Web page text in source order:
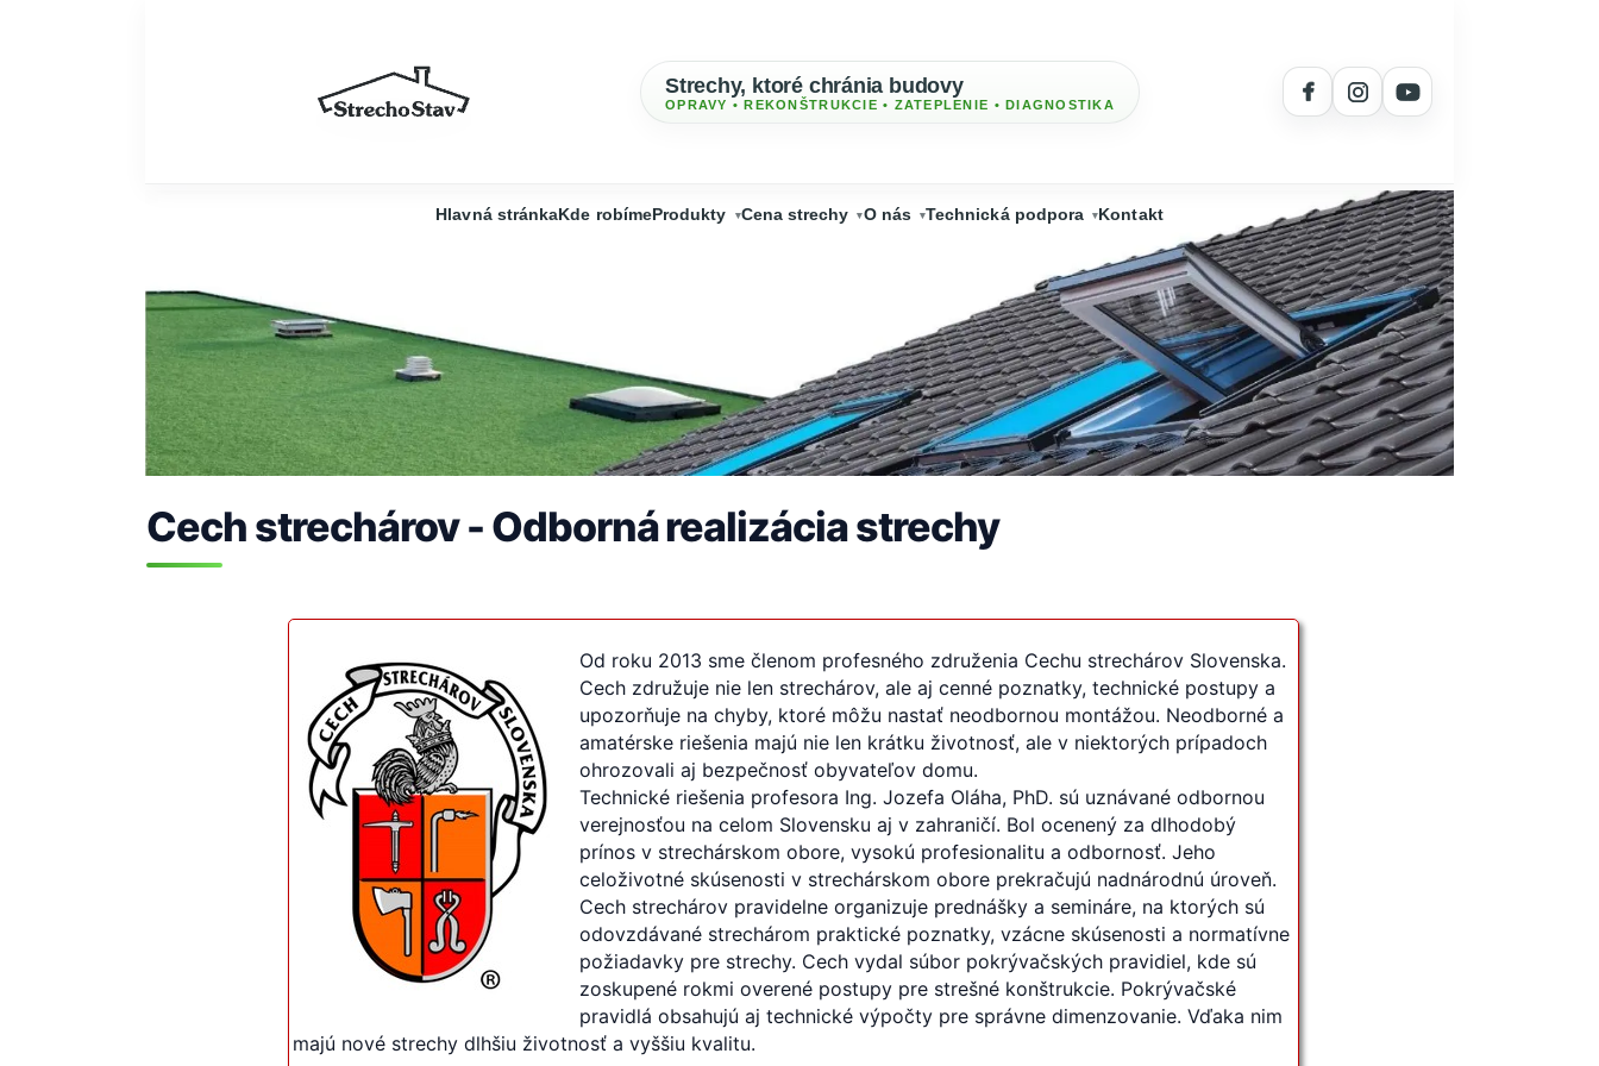
Strechy, ktoré chránia budovy
OPRAVY • REKONŠTRUKCIE • ZATEPLENIE • DIAGNOSTIKA
Hlavná stránkaKde robímeProdukty Cena strechy O nás Technická podpora Kontakt
Cech strechárov - Odborná realizácia strechy
Od roku 2013 sme členom profesného združenia Cechu strechárov Slovenska.
Cech združuje nie len strechárov, ale aj cenné poznatky, technické postupy a
upozorňuje na chyby, ktoré môžu nastať neodbornou montážou. Neodborné a
amatérske riešenia majú nie len krátku životnosť, ale v niektorých prípadoch
ohrozovali aj bezpečnosť obyvateľov domu.
Technické riešenia profesora Ing. Jozefa Oláha, PhD. sú uznávané odbornou
verejnosťou na celom Slovensku aj v zahraničí. Bol ocenený za dlhodobý
prínos v strechárskom obore, vysokú profesionalitu a odbornosť. Jeho
celoživotné skúsenosti v strechárskom obore prekračujú nadnárodnú úroveň.
Cech strechárov pravidelne organizuje prednášky a semináre, na ktorých sú
odovzdávané strechárom praktické poznatky, vzácne skúsenosti a normatívne
požiadavky pre strechy. Cech vydal súbor pokrývačských pravidiel, kde sú
zoskupené rokmi overené postupy pre strešné konštrukcie. Pokrývačské
pravidlá obsahujú aj technické výpočty pre správne dimenzovanie. Vďaka nim
majú nové strechy dlhšiu životnosť a vyššiu kvalitu.